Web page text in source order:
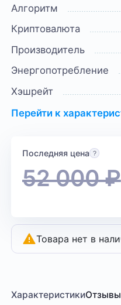
Алгоритм
Криптовалюта
Производитель
Энергопотребление
Хэшрейт
Перейти к
Последняя цена
52 000₽
Товара нет в
ХарактеристикиОтзывы